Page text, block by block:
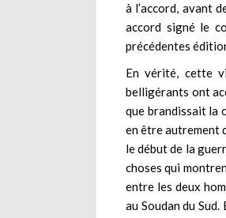
à l’accord, avant
accord signé le
précédentes
En vérité, cette
belligérants ont
que brandissait la
en être autrement
le début de la
choses qui
entre les deux
au Soudan du